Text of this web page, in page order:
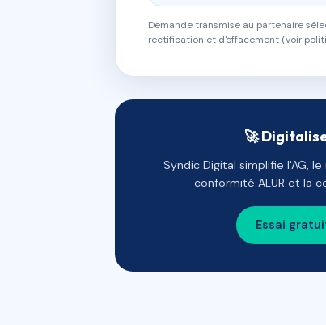
Demande transmise au partenaire
rectification et d'effacement (voir
🚀
Syndic Digital simplifie l'AG,
conformité ALUR et la
Essai